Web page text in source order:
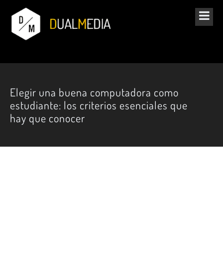
Elegir una buena computadora como
estudiante: los criterios esenciales que
hay que conocer